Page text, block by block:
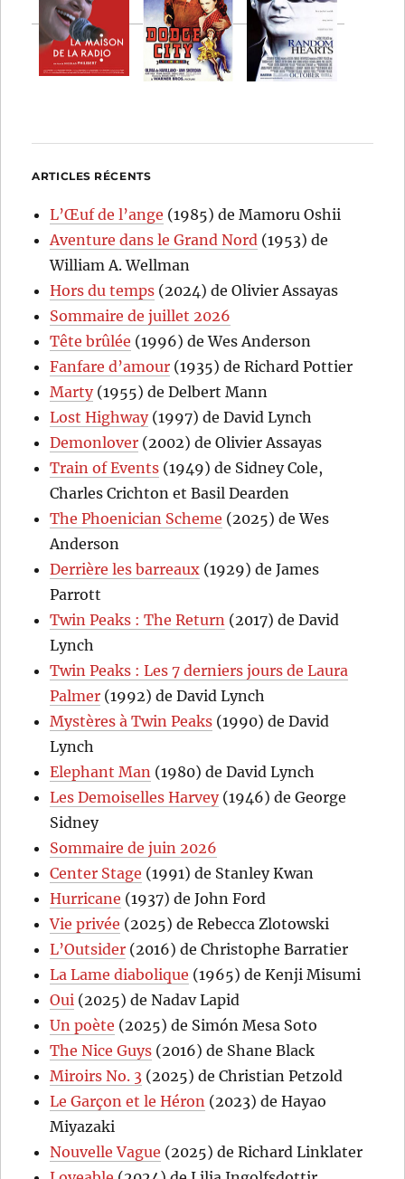
ARTICLES RÉCENTS
L’Œuf de l’ange (1985) de Mamoru Oshii
Aventure dans le Grand Nord (1953) de
William A. Wellman
Hors du temps (2024) de Olivier Assayas
Sommaire de juillet 2026
Tête brûlée (1996) de Wes Anderson
Fanfare d’amour (1935) de Richard Pottier
Marty(1955) de Delbert Mann
Lost Highway(1997) de David Lynch
Demonlover (2002) de Olivier Assayas
Train of Events (1949) de Sidney Cole,
Charles Crichton et Basil Dearden
The Phoenician Scheme (2025) de Wes
Anderson
Derrière les barreaux (1929) de James
Parrott
Twin Peaks : The Return (2017) de David
Lynch
Twin Peaks : Les 7 derniers jours de Laura
Palmer (1992) de David Lynch
Mystères à Twin Peaks (1990) de David
Lynch
Elephant Man (1980) de David Lynch
Les Demoiselles Harvey(1946) de George
Sidney
Sommaire de juin 2026
Center Stage (1991) de Stanley Kwan
Hurricane (1937) de John Ford
Vie privée (2025) de Rebecca Zlotowski
L’Outsider (2016) de Christophe Barratier
La Lame diabolique (1965) de Kenji Misumi
Oui (2025) de Nadav Lapid
Un poète (2025) de Simón Mesa Soto
The Nice Guys (2016) de Shane Black
Miroirs No. 3 (2025) de Christian Petzold
Le Garçon et le Héron (2023) de Hayao
Miyazaki
Nouvelle Vague (2025) de Richard Linklater